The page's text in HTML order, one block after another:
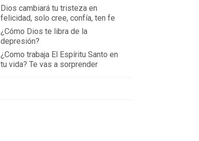
Dios cambiará tu tristeza en
felicidad, solo cree, confía, ten fe
¿Cómo Dios te libra de la
depresión?
¿Como trabaja El Espíritu Santo en
tu vida? Te vas a sorprender